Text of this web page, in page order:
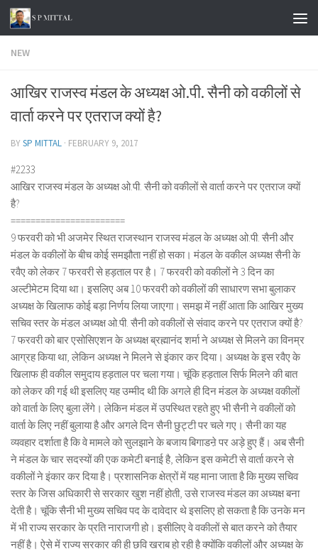
Skip to content
NEW
आखिर राजस्व मंडल के अध्यक्ष ओ.पी. सैनी को वकीलों से
वार्ता करने पर एतराज क्यों है?
BYSP MITTAL · FEBRUARY 9, 2017
#2233
आखिर राजस्व मंडल के अध्यक्ष ओ.पी. सैनी को वकीलों से वार्ता करने पर एतराज क्यों
है?
=======================
9 फरवरी को भी अजमेर स्थित राजस्थान राजस्व मंडल के अध्यक्ष ओ.पी. सैनी और
मंडल के वकीलों के बीच कोई समझौता नहीं हो सका। मंडल के वकील अध्यक्ष सैनी के
रवैए को लेकर 7 फरवरी से हड़ताल पर है। 7 फरवरी को वकीलों ने 3 दिन का
अल्टीमेटम दिया था। इसलिए अब 10 फरवरी को वकीलों की साधारण सभा बुलाकर
अध्यक्ष के खिलाफ कोई बड़ा निर्णय लिया जाएगा। समझ में नहीं आता कि आखिर मुख्य
सचिव स्तर के मंडल अध्यक्ष ओ.पी. सैनी को वकीलों से संवाद करने पर एतराज क्यों है?
7 फरवरी को बार एसोसिएशन के अध्यक्ष ब्रह्मानंद शर्मा ने अध्यक्ष से मिलने का विनम्र
आग्रह किया था, लेकिन अध्यक्ष ने मिलने से इंकार कर दिया। अध्यक्ष के इस रवैए के
खिलाफ ही वकील समुदाय हड़ताल पर चला गया। चूंकि हड़ताल सिर्फ मिलने की बात
को लेकर की गई थी इसलिए यह उम्मीद थी कि अगले ही दिन मंडल के अध्यक्ष वकीलों
को वार्ता के लिए बुला लेंगे। लेकिन मंडल में उपस्थित रहते हुए भी सैनी ने वकीलों को
वार्ता के लिए नहीं बुलाया है और अगले दिन सैनी छुट्टी पर चले गए। सैनी का यह
व्यवहार दर्शाता है कि वे मामले को सुलझाने के बजाय बिगाडऩे पर अड़े हुए हैं। अब सैनी
ने मंडल के चार सदस्यों की एक कमेटी बनाई है, लेकिन इस कमेटी से वार्ता करने से
वकीलों ने इंकार कर दिया है। प्रशासनिक क्षेत्रों में यह माना जाता है कि मुख्य सचिव
स्तर के जिस अधिकारी से सरकार खुश नहीं होती, उसे राजस्व मंडल का अध्यक्ष बना
देती है। चूंकि सैनी भी मुख्य सचिव पद के दावेदार थे इसलिए हो सकता है कि उनके मन
में भी राज्य सरकार के प्रति नाराजगी हो। इसीलिए वे वकीलों से बात करने को तैयार
नहीं है। ऐसे में राज्य सरकार की ही छवि खराब हो रही है क्योंकि वकीलों और अध्यक्ष के